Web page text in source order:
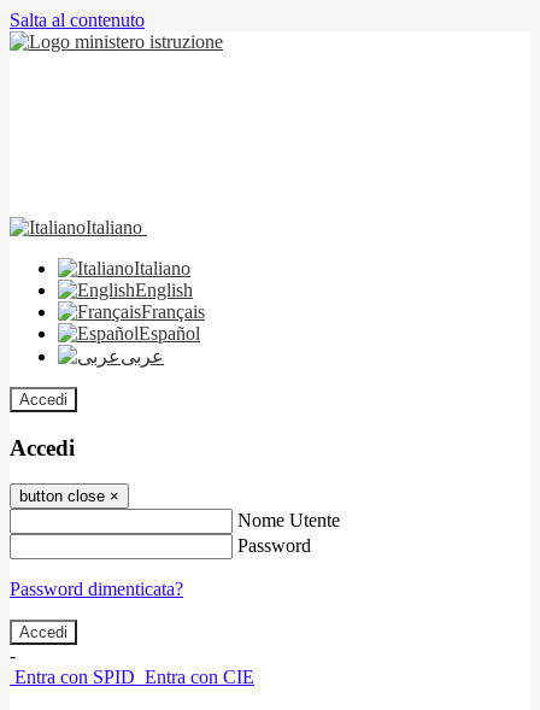
Salta al contenuto
Italiano
Italiano
English
Français
Español
عربى
Accedi
Accedi
button close ×
Nome Utente
Password
Password dimenticata?
-
Entra con SPID Entra con CIE